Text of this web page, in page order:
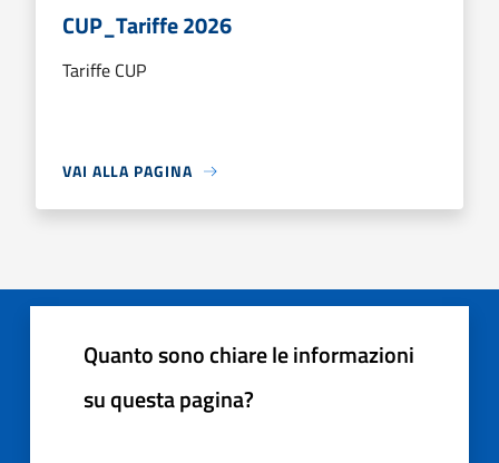
CUP_Tariffe 2026
Tariffe CUP
VAI ALLA PAGINA
Quanto sono chiare le informazioni
su questa pagina?